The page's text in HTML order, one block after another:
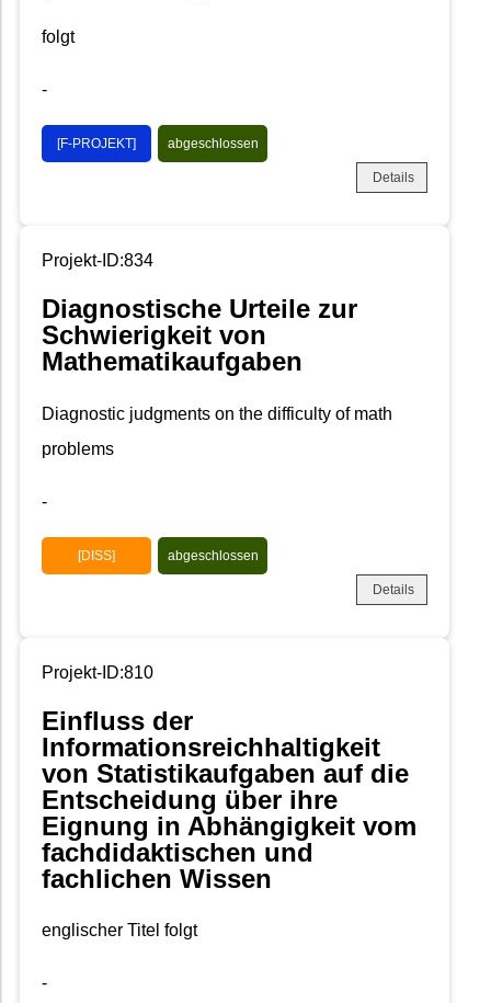
folgt
-
[F-PROJEKT] abgeschlossen
Details
Projekt-ID:834
Diagnostische Urteile zur
Schwierigkeit von
Mathematikaufgaben
Diagnostic judgments on the difficulty of math
problems
-
[DISS] abgeschlossen
Details
Projekt-ID:810
Einfluss der
Informationsreichhaltigkeit
von Statistikaufgaben auf die
Entscheidung über ihre
Eignung in Abhängigkeit vom
fachdidaktischen und
fachlichen Wissen
englischer Titel folgt
-